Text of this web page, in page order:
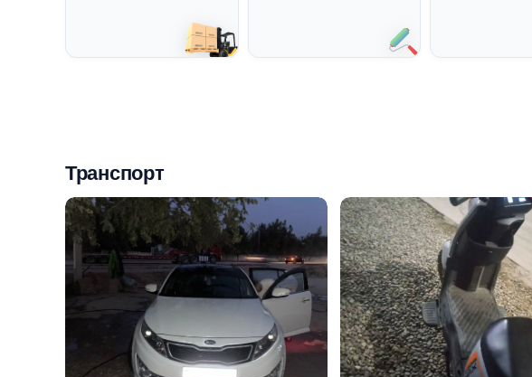
Избранные
объявления
модерации
Транспорт